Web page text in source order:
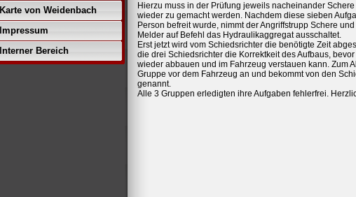
Karte von Weidenbach
Impressum
Interner Bereich
Hierzu muss in der Prüfung jeweils nacheinander
wieder zu gemacht werden. Nachdem diese sieben
Person befreit wurde, nimmt der Angriffstrupp Schere
Melder auf Befehl das Hydraulikaggregat ausschaltet.
Erst jetzt wird vom Schiedsrichter die benötigte Zeit
die drei Schiedsrichter die Korrektkeit des Aufbaus,
wieder abbauen und im Fahrzeug verstauen kann. Zum
Gruppe vor dem Fahrzeug an und bekommt von den
genannt.
Alle 3 Gruppen erledigten ihre Aufgaben fehlerfrei.